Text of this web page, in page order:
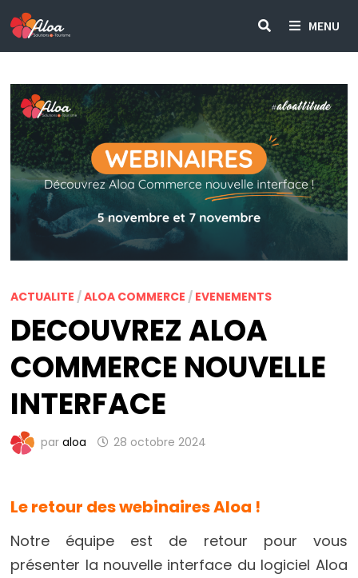
Passer
au
contenu
MENU
ACTUALITE /ALOA COMMERCE / EVENEMENTS
DECOUVREZ ALOA
COMMERCE NOUVELLE
INTERFACE
paraloa 28 octobre 2024
Le retour des webinaires Aloa !
Notre équipe est de retour pour vous
présenter la nouvelle interface du logiciel Aloa